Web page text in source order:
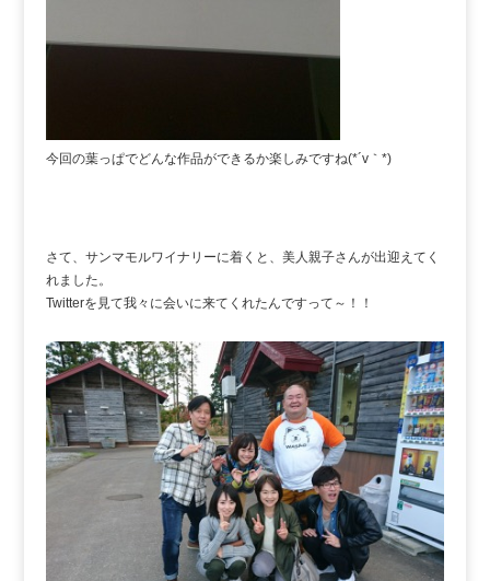
今回の葉っぱでどんな作品ができるか楽しみですね(*´v｀*)
さて、サンマモルワイナリーに着くと、美人親子さんが出迎えてく
れました。
Twitterを見て我々に会いに来てくれたんですって～！！